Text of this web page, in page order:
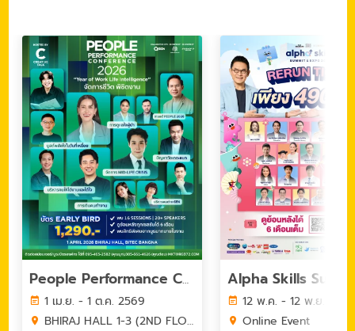
People Performance Conference (PPC2026) - YEAR OF WORK LIFE INTELLIGENCE
1 เม.ย. - 1 ต.ค. 2569
BHIRAJ HALL 1-3 (2ND FLOOR) BITEC BANGNA
12 พ.ค. - 12 พ.ย. 2569
Online Event